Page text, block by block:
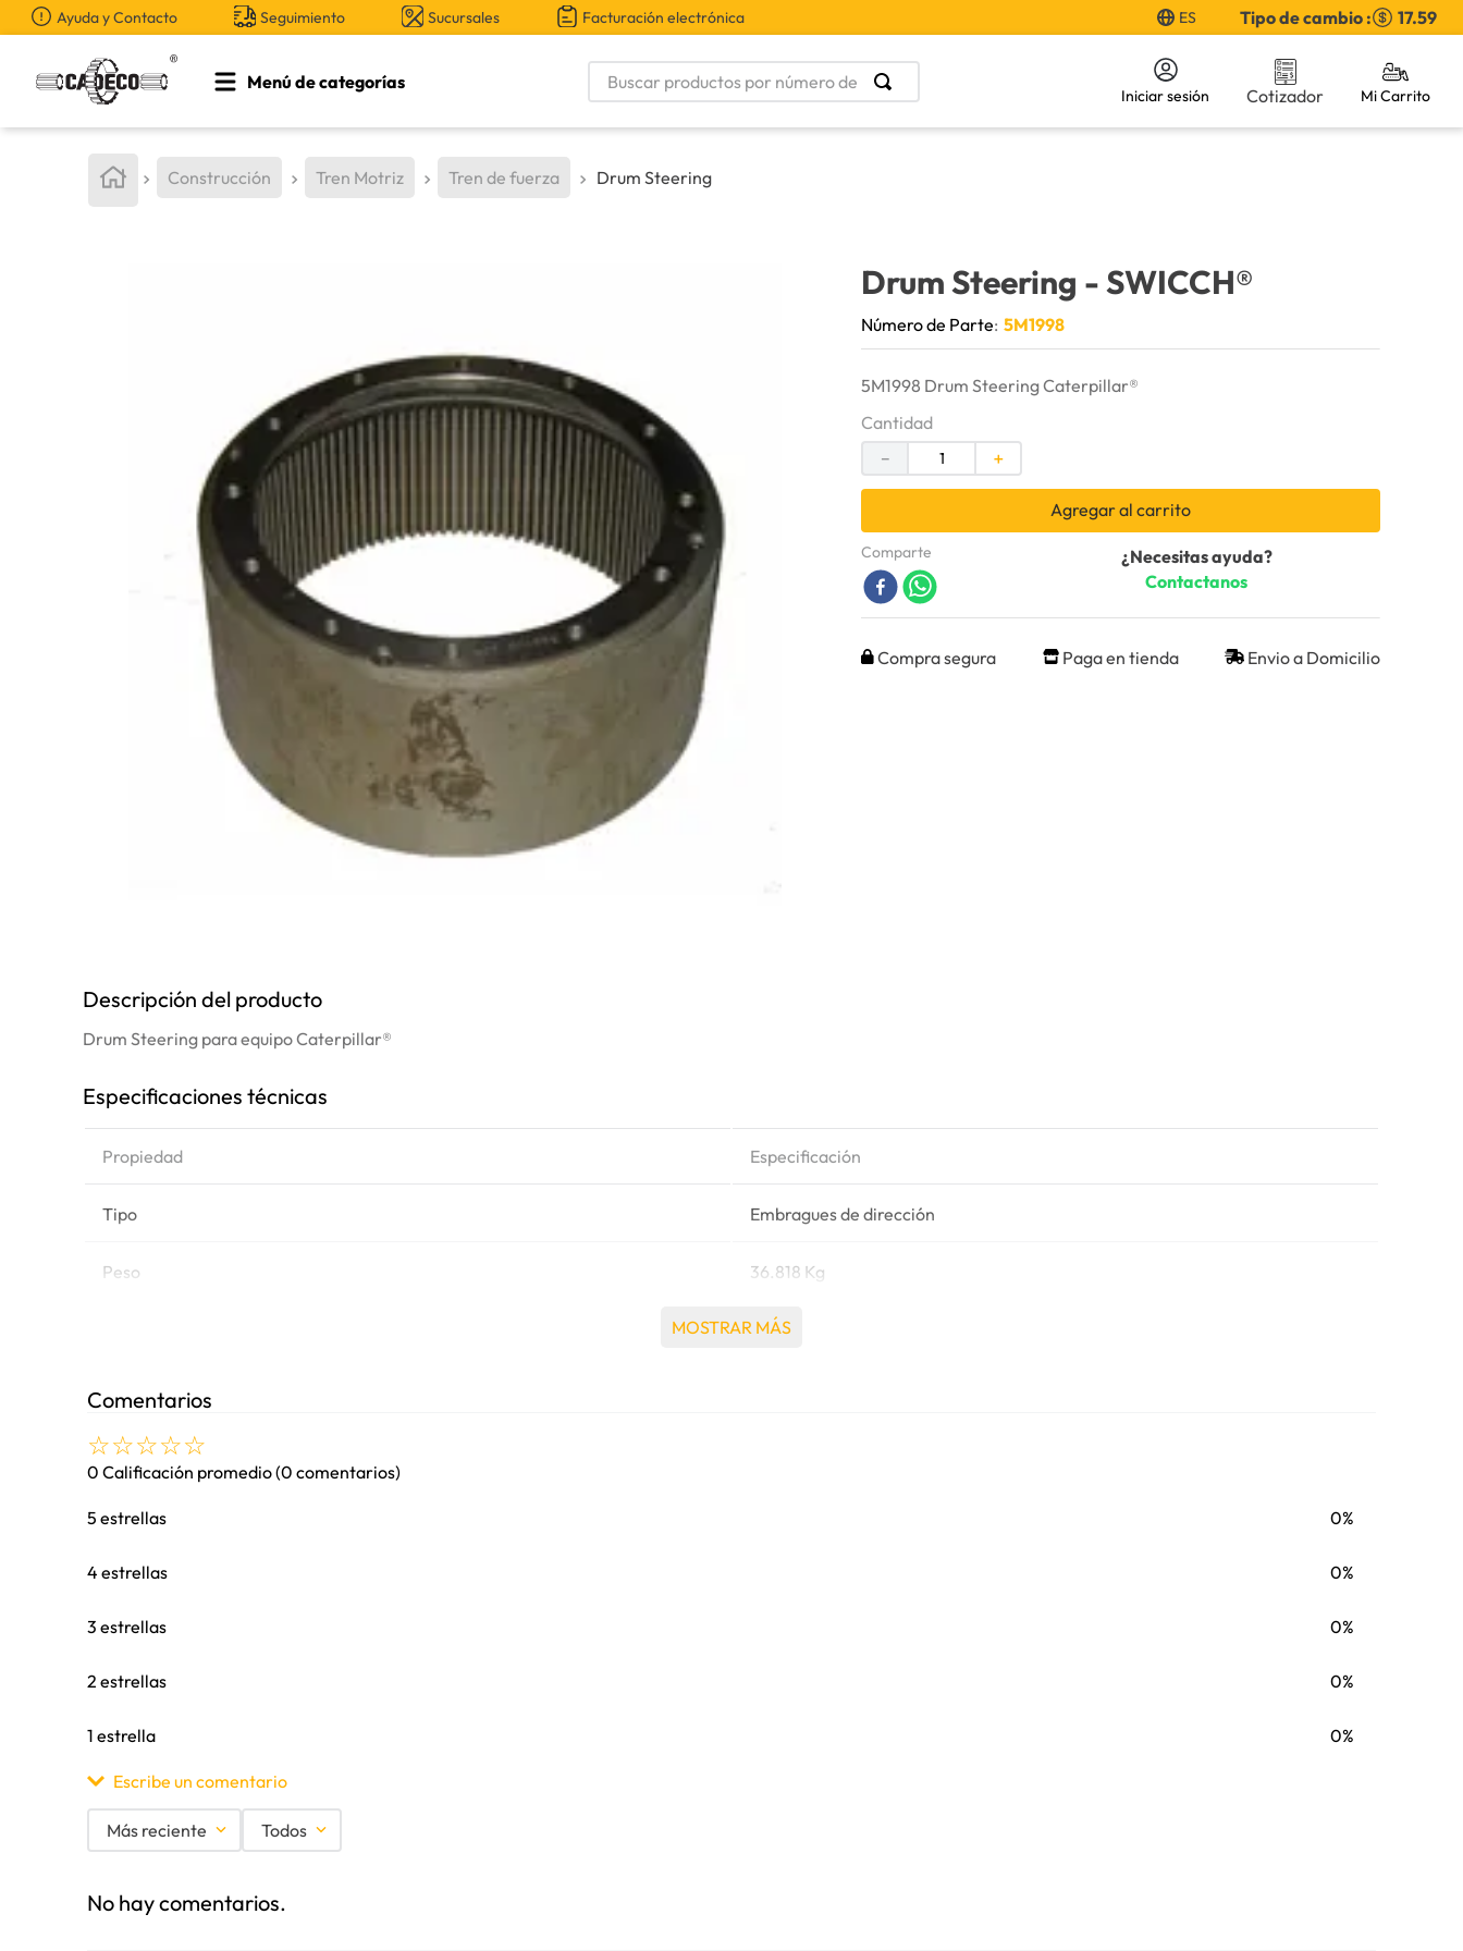
Ayuda y Contacto Seguimiento Sucursales Facturación electrónica ES Tipo de cambio : 17.59
Menú de categorías
Buscar productos por número de parte
Iniciar sesión Cotizador
Construcción Tren Motriz Tren de fuerza Drum Steering
Drum Steering - SWICCH®
Número de Parte: 5M1998
5M1998 Drum Steering Caterpillar®
Cantidad
＋
－
Agregar al carrito
Comparte
¿Necesitas ayuda?
Contactanos
Compra segura Paga en tienda Envio a Domicilio
Descripción del producto
Drum Steering para equipo Caterpillar®
Especificaciones técnicas
Propiedad Especificación
Tipo Embragues de dirección
Peso 36.818 Kg
Caterpillar®
Modelos
MOSTRAR MÁS
Comentarios
☆☆☆☆☆
0 Calificación promedio(0 comentarios)
5 estrellas 0%
4 estrellas 0%
3 estrellas 0%
2 estrellas 0%
1 estrella 0%
Escribe un comentario
Título
Más reciente Todos
No hay comentarios.
TÉRMINOS MÁS BUSCADOS
pintura
anticongelante
9.
herramienta